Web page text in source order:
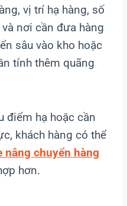
vị trí hạ hàng, số
nơi cần đưa hàng
sâu vào kho hoặc
tính thêm quãng
điểm hạ hoặc cần
khách hàng có thể
nâng chuyển hàng
hơn.